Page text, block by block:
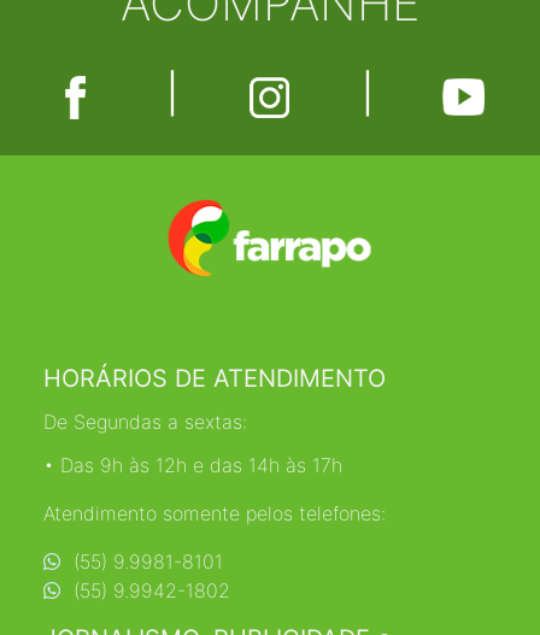
HORÁRIOS DE ATENDIMENTO
De Segundas a sextas:
• Das 9h às 12h e das 14h às 17h
Atendimento somente pelos telefones:
(55) 9.9981-8101
(55) 9.9942-1802